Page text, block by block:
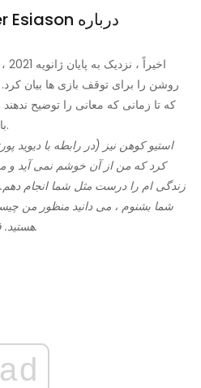
روشن را برای توقف بازی ها بیان
كه تا زمانی كه معانی را توضیح
باشند دیگر در آن شركت نمی كنم.
استیو کوهن نیز (در رابطه با دیوید
كرد كه من از آن خوشم نمی آید
زندگی ام را درست مثل شما انجام
شما بشنوم ، می دانید منظور من
هستید. فقط دهان خود را بسته نگه دارید.
ad